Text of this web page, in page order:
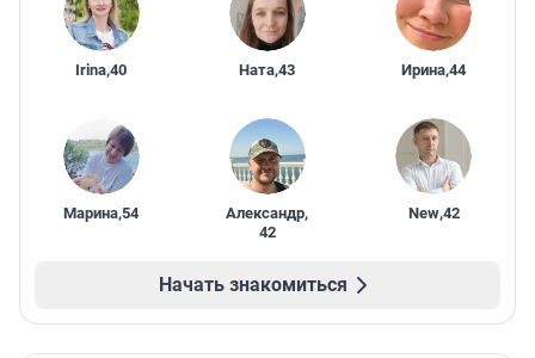
Irina,40 Ната,43 Ирина,44
Марина,54 Александр,
42
New,42
Начать знакомиться